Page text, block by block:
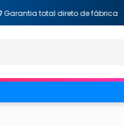
total direto de fábrica